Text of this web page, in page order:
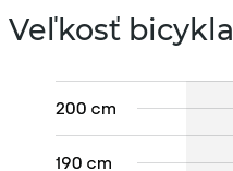
Veľkosť bicykla